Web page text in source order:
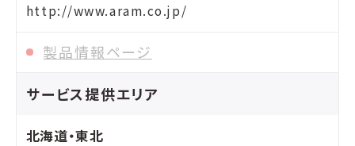
http://www.aram.co.jp/
製品情報ページ
サービス提供エリア
北海道・東北